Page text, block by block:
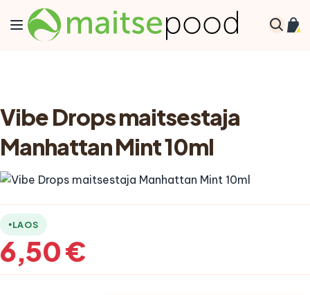
Skip to Content
Toggle Nav
Vibe Drops maitsestaja
Manhattan Mint 10ml
LAOS
6,50 €